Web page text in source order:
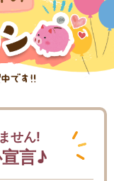
せん!
言♪